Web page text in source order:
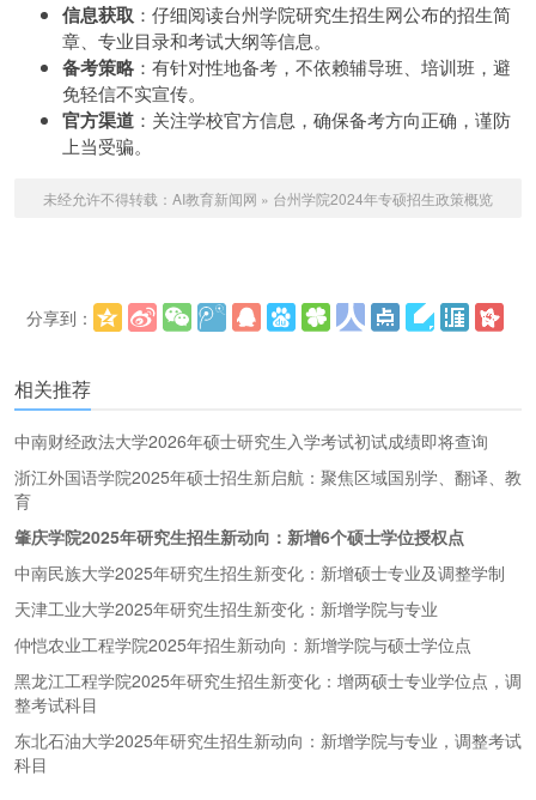
信息获取 ：仔细阅读台州学院研究生招生网公布的招生简
章、专业目录和考试大纲等信息。
备考策略 ：有针对性地备考，不依赖辅导班、培训班，避
免轻信不实宣传。
官方渠道 ：关注学校官方信息，确保备考方向正确，谨防
上当受骗。
未经允许不得转载： AI教育新闻网 » 台州学院2024年专硕招生政策概览
分享到：
相关推荐
中南财经政法大学2026年硕士研究生入学考试初试成绩即将查询
浙江外国语学院2025年硕士招生新启航：聚焦区域国别学、翻译、教
育
肇庆学院2025年研究生招生新动向：新增6个硕士学位授权点
中南民族大学2025年研究生招生新变化：新增硕士专业及调整学制
天津工业大学2025年研究生招生新变化：新增学院与专业
仲恺农业工程学院2025年招生新动向：新增学院与硕士学位点
黑龙江工程学院2025年研究生招生新变化：增两硕士专业学位点，调
整考试科目
东北石油大学2025年研究生招生新动向：新增学院与专业，调整考试
科目